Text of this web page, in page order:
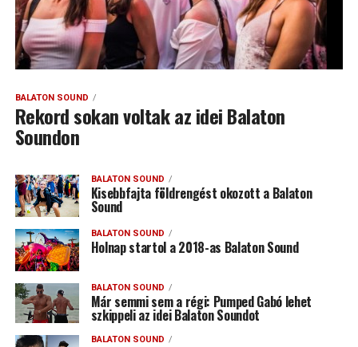
BALATON SOUND
Rekord sokan voltak az idei Balaton
Soundon
BALATON SOUND
Kisebbfajta földrengést okozott a Balaton
Sound
BALATON SOUND
Holnap startol a 2018-as Balaton Sound
BALATON SOUND
Már semmi sem a régi: Pumped Gabó lehet
szkippeli az idei Balaton Soundot
BALATON SOUND